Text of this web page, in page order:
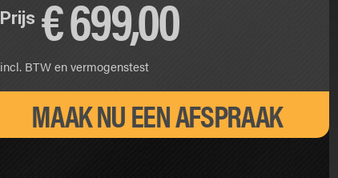
Prijs €699,00
incl. BTW en vermogenstest
MAAK NU EEN AFSPRAAK